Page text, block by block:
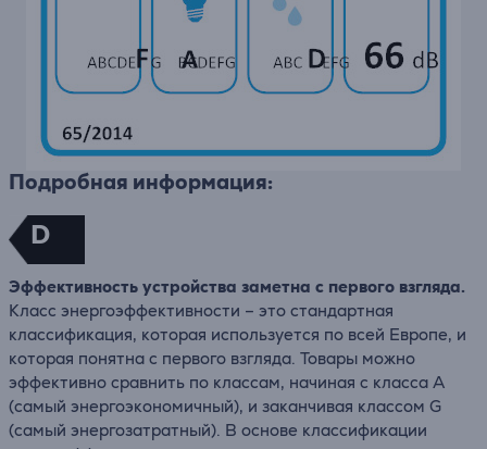
Подробная информация:
D
Эффективность устройства заметна с первого взгляда.
Класс энергоэффективности – это стандартная
классификация, которая используется по всей Европе, и
которая понятна с первого взгляда. Товары можно
эффективно сравнить по классам, начиная с класса А
(самый энергоэкономичный), и заканчивая классом G
(самый энергозатратный). В основе классификации